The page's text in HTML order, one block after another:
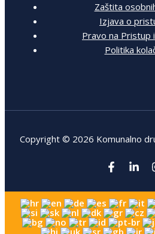
Zaštita
Izjava o
Pravo na Pristup
Politika
Copyright © 2026 Komunalno